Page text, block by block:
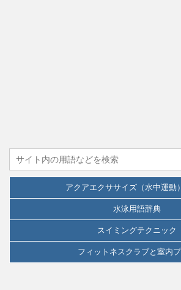
アクアエクササイズ（水中運動
水泳用語辞典
スイミングテクニック
フィットネスクラブと室内